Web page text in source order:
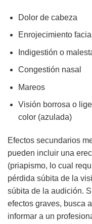
Dolor de cabeza
Enrojecimiento facial
Indigestión o
Congestión nasal
Mareos
Visión borrosa o
color (azulada)
Efectos secundarios
pueden incluir una
(priapismo, lo cual
pérdida súbita de la
súbita de la audición.
efectos graves, busca
informar a un